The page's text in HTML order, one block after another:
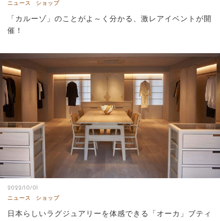
ニュース
ショップ
「カルーゾ」のことがよ～く分かる、激レアイベントが開
催！
2022/10/01
ニュース
ショップ
日本らしいラグジュアリーを体感できる「オーカ」ブティ